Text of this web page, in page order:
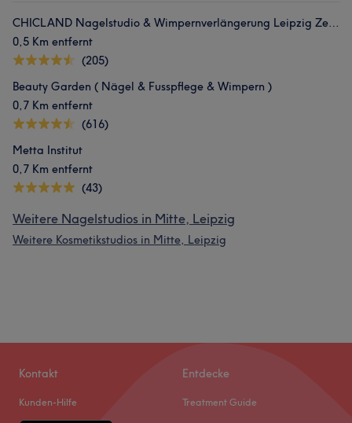
CHICLAND Nagelstudio & Wimpernverlängerung Leipzig Zentrum
0,5 Km entfernt
(205)
Beauty Garden ( Nägel & Fusspflege & Wimpern )
0,7 Km entfernt
(616)
Metta Institut
0,7 Km entfernt
(43)
Weitere Nagelstudios in Mitte, Leipzig
Weitere Kosmetikstudios in Mitte, Leipzig
Kontakt
Kunden-Hilfe
Entdecke
Treatment Guide